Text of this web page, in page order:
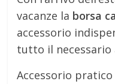
vacanze la borsa
accessorio
tutto il
Accessorio